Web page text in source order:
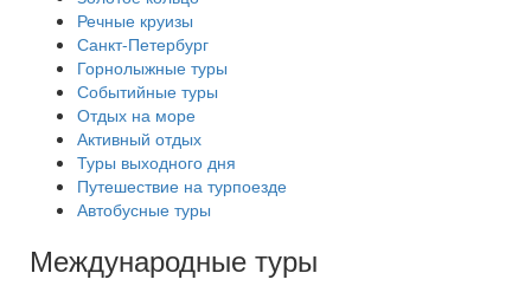
Речные круизы
Санкт-Петербург
Горнолыжные туры
Событийные туры
Отдых на море
Активный отдых
Туры выходного дня
Путешествие на турпоезде
Автобусные туры
Международные туры